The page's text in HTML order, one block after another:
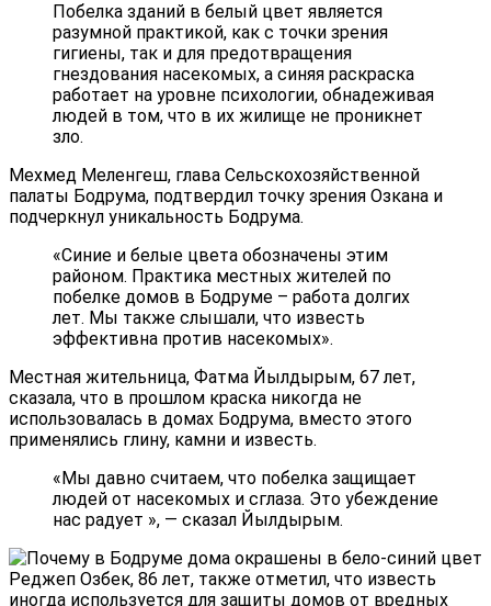
Побелка зданий в белый цвет является
разумной практикой, как с точки зрения
гигиены, так и для предотвращения
гнездования насекомых, а синяя раскраска
работает на уровне психологии, обнадеживая
людей в том, что в их жилище не проникнет
зло.
Мехмед Меленгеш, глава Сельскохозяйственной
палаты Бодрума, подтвердил точку зрения Озкана и
подчеркнул уникальность Бодрума.
«Синие и белые цвета обозначены этим
районом. Практика местных жителей по
побелке домов в Бодруме – работа долгих
лет. Мы также слышали, что известь
эффективна против насекомых».
Местная жительница, Фатма Йылдырым, 67 лет,
сказала, что в прошлом краска никогда не
использовалась в домах Бодрума, вместо этого
применялись глину, камни и известь.
«Мы давно считаем, что побелка защищает
людей от насекомых и сглаза. Это убеждение
нас радует », — сказал Йылдырым.
Реджеп Озбек, 86 лет, также отметил, что известь
иногда используется для защиты домов от вредных